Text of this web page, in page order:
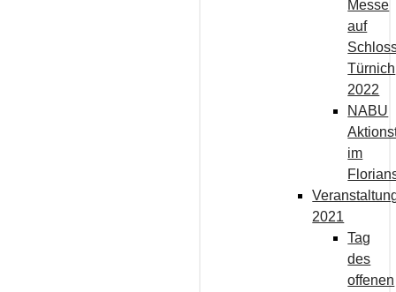
Messe
auf
Türnich
2022
NABU
im
2021
Tag
des
offenen